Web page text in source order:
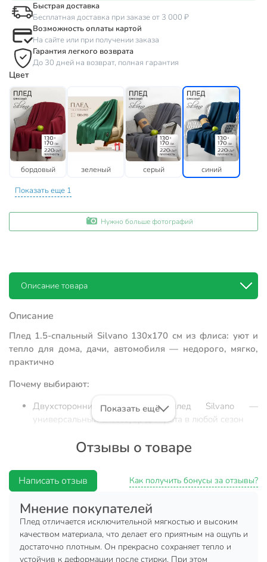
Быстрая доставка
Бесплатная доставка при заказе от 3 000 ₽
Возможность оплаты картой
На сайте или при получении заказа
Гарантия легкого возврата
До 30 дней на возврат, полная гарантия
Цвет
бордовый зеленый серый синий
Показать еще 1
Нужно больше фотографий
Описание товара
Описание
Плед 1.5-спальный Silvano 130х170 см из флиса: уют и
тепло для дома, дачи, автомобиля — недорого, мягко,
практично
Почему выбирают:
Двухсторонний флисовый плед Silvano —
универсальный аксессуар для уюта в любой сезон
гипоаллергенный полиэстер, вес всего 0,48 кг —
Идеален для дивана, кресла, пикника, поездки в
машине или подарка близким
Плед 1.5-спальный Silvano — это практичный выбор для
тех, кто ищет недорогой и надежный плед для дома, дачи
или путешествий. Благодаря современному флису из
100% полиэстера, изделие сохраняет тепло, быстро
Показать ещё
Отзывы о товаре
Написать отзыв Как получить бонусы за отзывы?
Мнение покупателей
Плед отличается исключительной мягкостью и высоким
качеством материала, что делает его приятным на ощупь и
достаточно плотным. Он прекрасно сохраняет тепло и
устойчив к деформации после стирки. При этом